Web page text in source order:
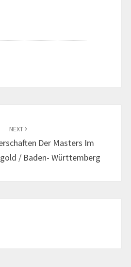
NEXT
Der Masters Im
/ Baden- Württemberg